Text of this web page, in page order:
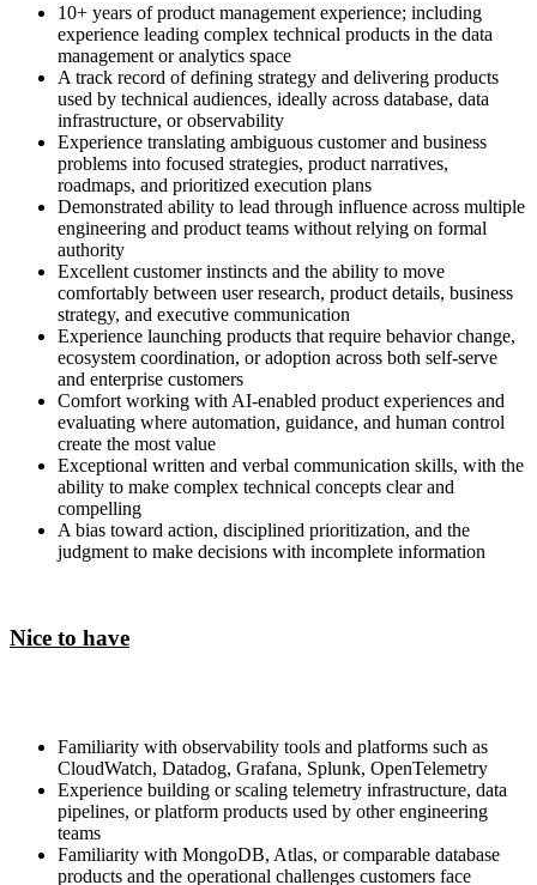
10+ years of product management experience; including
experience leading complex technical products in the data
management or analytics space
A track record of defining strategy and delivering products
used by technical audiences, ideally across database, data
infrastructure, or observability
Experience translating ambiguous customer and business
problems into focused strategies, product narratives,
roadmaps, and prioritized execution plans
Demonstrated ability to lead through influence across multiple
engineering and product teams without relying on formal
authority
Excellent customer instincts and the ability to move
comfortably between user research, product details, business
strategy, and executive communication
Experience launching products that require behavior change,
ecosystem coordination, or adoption across both self-serve
and enterprise customers
Comfort working with AI-enabled product experiences and
evaluating where automation, guidance, and human control
create the most value
Exceptional written and verbal communication skills, with the
ability to make complex technical concepts clear and
compelling
A bias toward action, disciplined prioritization, and the
judgment to make decisions with incomplete information
Nice to have
Familiarity with observability tools and platforms such as
CloudWatch, Datadog, Grafana, Splunk, OpenTelemetry
Experience building or scaling telemetry infrastructure, data
pipelines, or platform products used by other engineering
teams
Familiarity with MongoDB, Atlas, or comparable database
products and the operational challenges customers face